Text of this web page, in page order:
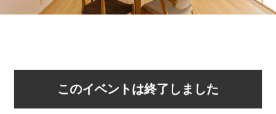
このイベントは終了しました